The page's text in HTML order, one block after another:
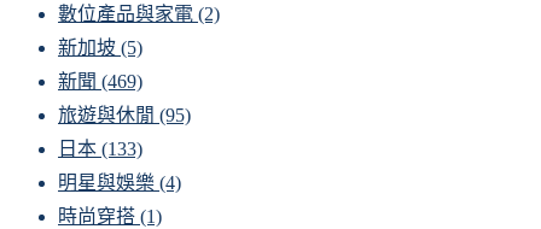
數位產品與家電 (2)
新加坡 (5)
新聞 (469)
旅遊與休閒 (95)
日本 (133)
明星與娛樂 (4)
時尚穿搭 (1)